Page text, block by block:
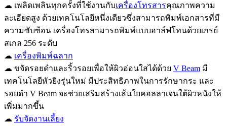
☁ เพลิดเพลินทุกครั้งที่ใช้งานกับเครื่องโทรสารคุณภาพความ
ละเอียดสูง ด้วยเทคโนโลยีหนึ่งเดียวซึ่งสามารถพิมพ์เอกสารที่มี
ความซับซ้อน เครื่องโทรสามารถพิมพ์แบบฮาล์ฟโทนด้วยเกรย์
สเกล 256 ระดับ
☁ เครื่องพิมพ์ฉลาก
☁ ขจัดรอยดำและริ้วรอยเพื่อให้ผิวอ่อนใสได้ด้วย V Beam มี
เทคโนโลยีหัวยิงรุ่นใหม่ มีประสิทธิภาพในการรักษากระ และ
รอยดำ V Beam จะช่วยเสริมสร้างเส้นใยคอลลาเจนใต้ผิวหนังให้
เพิ่มมากขึ้น
☁ รับจัดงานเลี้ยง